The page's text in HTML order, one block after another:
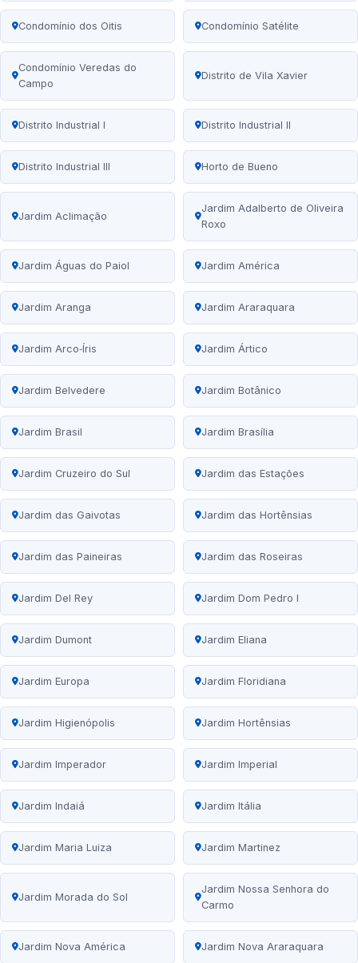
Condomínio dos Oitis Condomínio Satélite
Condomínio Veredas do
Campo
Distrito de Vila Xavier
Distrito Industrial I Distrito Industrial II
Distrito Industrial III Horto de Bueno
Jardim Aclimação
Jardim Adalberto de Oliveira
Roxo
Jardim Águas do Paiol Jardim América
Jardim Aranga Jardim Araraquara
Jardim Arco‑Íris Jardim Ártico
Jardim Belvedere Jardim Botânico
Jardim Brasil Jardim Brasília
Jardim Cruzeiro do Sul Jardim das Estações
Jardim das Gaivotas Jardim das Hortênsias
Jardim das Paineiras Jardim das Roseiras
Jardim Del Rey Jardim Dom Pedro I
Jardim Dumont Jardim Eliana
Jardim Europa Jardim Floridiana
Jardim Higienópolis Jardim Hortênsias
Jardim Imperador Jardim Imperial
Jardim Indaiá Jardim Itália
Jardim Maria Luiza Jardim Martinez
Jardim Morada do Sol
Jardim Nossa Senhora do
Carmo
Jardim Nova América Jardim Nova Araraquara